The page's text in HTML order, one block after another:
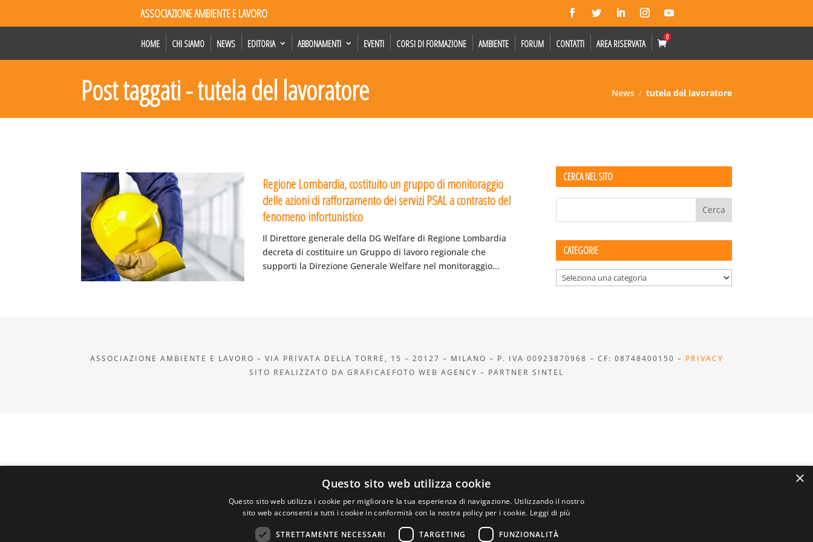
ASSOCIAZIONE AMBIENTE E LAVORO
HOME CHI SIAMO NEWS EDITORIA ABBONAMENTI EVENTI CORSI DI FORMAZIONE AMBIENTE FORUM CONTATTI AREA RISERVATA
0
Post taggati - tutela del lavoratore News tutela del lavoratore
Regione Lombardia, costituito un gruppo di monitoraggio
delle azioni di rafforzamento dei servizi PSAL a contrasto del
fenomeno infortunistico
Il Direttore generale della DG Welfare di Regione Lombardia
decreta di costituire un Gruppo di lavoro regionale che
supporti la Direzione Generale Welfare nel monitoraggio...
CERCA NEL SITO
CATEGORIE
Categorie
ASSOCIAZIONE AMBIENTE E LAVORO – VIA PRIVATA DELLA TORRE, 15 – 20127 – MILANO – P. IVA 00923870968 – CF: 08748400150 – PRIVACY
SITO REALIZZATO DA GRAFICAEFOTO WEB AGENCY – PARTNER SINTEL
×
Questo sito web utilizza cookie
Questo sito web utilizza i cookie per migliorare la tua esperienza di navigazione. Utilizzando il nostro
sito web acconsenti a tutti i cookie in conformità con la nostra policy per i cookie. Leggi di più
STRETTAMENTE NECESSARI TARGETING FUNZIONALITÀ